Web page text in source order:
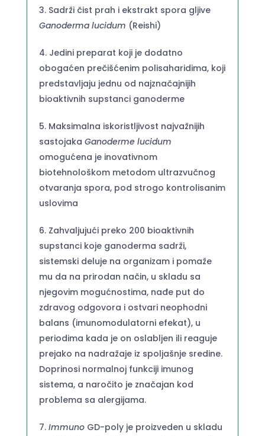
Sadrži čist prah i ekstrakt spora gljive
Ganoderma lucidum (Reishi)
Jedini preparat koji je dodatno
obogaćen prečišćenim polisaharidima, koji
predstavljaju jednu od najznačajnijih
bioaktivnih supstanci ganoderme
Maksimalna iskoristljivost najvažnijih
sastojaka Ganoderme lucidum
omogućena je inovativnom
biotehnološkom metodom ultrazvučnog
otvaranja spora, pod strogo kontrolisanim
uslovima
Zahvaljujući preko 200 bioaktivnih
supstanci koje ganoderma sadrži,
sistemski deluje na organizam i pomaže
mu da na prirodan način, u skladu sa
njegovim mogućnostima, nađe put do
zdravog odgovora i ostvari neophodni
balans (imunomodulatorni efekat), u
periodima kada je on oslabljen ili reaguje
prejako na nadražaje iz spoljašnje sredine.
Doprinosi normalnoj funkciji imunog
sistema, a naročito je značajan kod
problema sa alergijama.
Immuno GD-poly je proizveden u skladu